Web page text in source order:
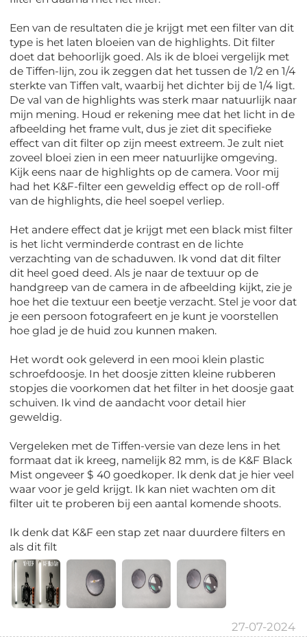
Een van de resultaten die je krijgt met een filter van dit
type is het laten bloeien van de highlights. Dit filter
doet dat behoorlijk goed. Als ik de bloei vergelijk met
de Tiffen-lijn, zou ik zeggen dat het tussen de 1/2 en 1/4
sterkte van Tiffen valt, waarbij het dichter bij de 1/4 ligt.
De val van de highlights was sterk maar natuurlijk naar
mijn mening. Houd er rekening mee dat het licht in de
afbeelding het frame vult, dus je ziet dit specifieke
effect van dit filter op zijn meest extreem. Je zult niet
zoveel bloei zien in een meer natuurlijke omgeving.
Kijk eens naar de highlights op de camera. Voor mij
had het K&F-filter een geweldig effect op de roll-off
van de highlights, die heel soepel verliep.
Het andere effect dat je krijgt met een black mist filter
is het licht verminderde contrast en de lichte
verzachting van de schaduwen. Ik vond dat dit filter
dit heel goed deed. Als je naar de textuur op de
handgreep van de camera in de afbeelding kijkt, zie je
hoe het die textuur een beetje verzacht. Stel je voor dat
je een persoon fotografeert en je kunt je voorstellen
hoe glad je de huid zou kunnen maken.
Het wordt ook geleverd in een mooi klein plastic
schroefdoosje. In het doosje zitten kleine rubberen
stopjes die voorkomen dat het filter in het doosje gaat
schuiven. Ik vind de aandacht voor detail hier
geweldig.
Vergeleken met de Tiffen-versie van deze lens in het
formaat dat ik kreeg, namelijk 82 mm, is de K&F Black
Mist ongeveer $ 40 goedkoper. Ik denk dat je hier veel
waar voor je geld krijgt. Ik kan niet wachten om dit
filter uit te proberen bij een aantal komende shoots.
Ik denk dat K&F een stap zet naar duurdere filters en
als dit filt
27-07-2024